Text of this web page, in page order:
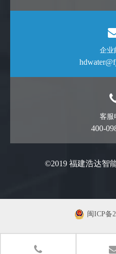
企业
客服
400-
©2019 福建浩达智
闽ICP备